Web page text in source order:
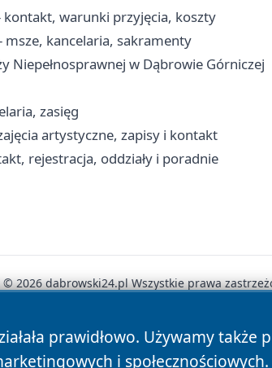
kontakt, warunki przyjęcia, koszty
msze, kancelaria, sakramenty
Niepełnosprawnej w Dąbrowie Górniczej
zasięg
artystyczne, zapisy i kontakt
rejestracja, oddziały i poradnie
prawidłowo. Używamy
i
2026 dabrowski24.pl Wszystkie prawa
Polityka Prywatności Polityka